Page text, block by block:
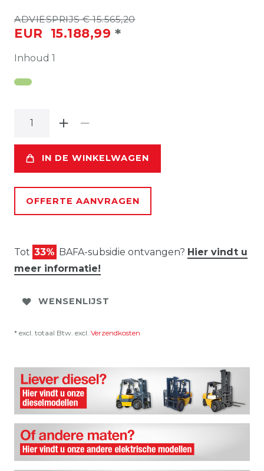
ADVIESPRIJS € 15.565,20
EUR 15.188,99 *
Inhoud 1
IN DE WINKELWAGEN
OFFERTE AANVRAGEN
Tot 33% BAFA-subsidie ontvangen? Hier vindt u
meer informatie!
WENSENLIJST
* excl. totaal Btw. excl. Verzendkosten